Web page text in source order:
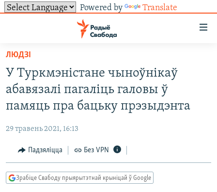
Powered by Translate
ўнівэрсальнага
доступу
Перайсьці
да
галоўнага
зьместу
да
навігацыі
Перайсьці
да
УСЕ НАВІНЫ
ПАЛІТЫКА
ЭКАНОМІКА
ТОЛЬКІ НА СВАБОДЗЕ
ГІСТОРЫЯ НА СВАБОДЗЕ
ПАДКАСТЫ
ПАДЗЯЛІЦЦА ІНФАРМАЦЫЯЙ
RSS
ПАДКАСТЫ
ЛЮДЗІ
У Туркмэністане чыноўнікаў
абавязалі пагаліць галовы ў
памяць пра бацьку прэзыдэнта
29 травень 2021, 16:13
Падзяліцца Без VPN
Зрабіце Свабоду прыярытэтнай крыніцай ў Google